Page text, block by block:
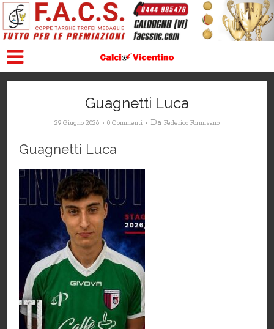
Guagnetti Luca
29 Giugno 2026 0 Commenti Da Federico Formisano
Guagnetti Luca